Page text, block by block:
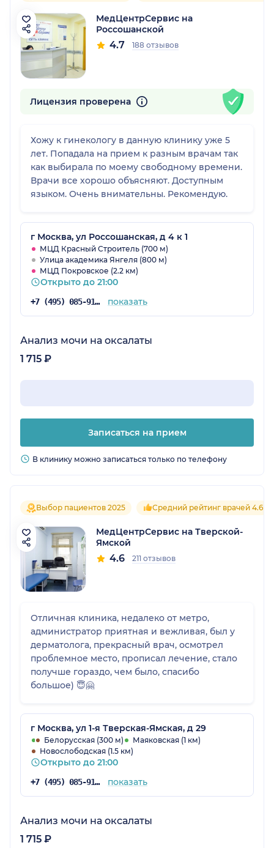
МедЦентрСервис на
Россошанской
4.7 188 отзывов
Лицензия проверена
Хожу к гинекологу в данную клинику уже 5
лет. Попадала на прием к разным врачам так
как выбирала по моему свободному времени.
Врачи все хорошо объясняют. Доступным
языком. Очень внимательны. Рекомендую.
г Москва, ул Россошанская, д 4 к 1
МЦД Красный Строитель (700 м)
Улица академика Янгеля (800 м)
МЦД Покровское (2.2 км)
Открыто до 21:00
+7 (495) 085-91-29 показать
Анализ мочи на оксалаты
1 715 ₽
Записаться на прием
В клинику можно записаться только по телефону
Выбор пациентов 2025 Средний рейтинг врачей 4.6
МедЦентрСервис на Тверской-
Ямской
4.6 211 отзывов
Отличная клиника, недалеко от метро,
администратор приятная и вежливая, был у
дерматолога, прекрасный врач, осмотрел
проблемное место, прописал лечение, стало
получше гораздо, чем было, спасибо
большое) 😇🤗
г Москва, ул 1-я Тверская-Ямская, д 29
Белорусская (300 м)
Маяковская (1 км)
Новослободская (1.5 км)
Открыто до 21:00
+7 (495) 085-91-29 показать
Анализ мочи на оксалаты
1 715 ₽